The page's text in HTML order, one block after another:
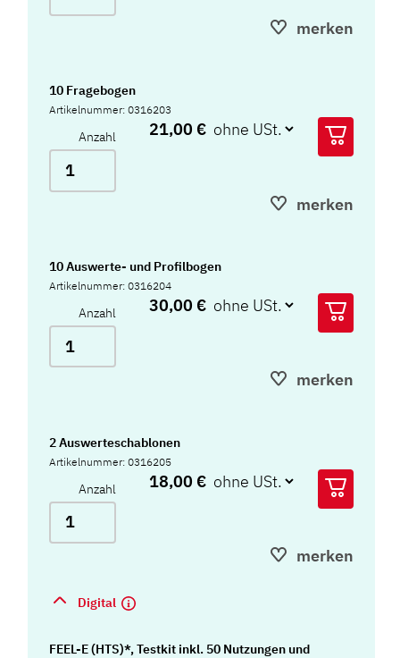
merken
10 Fragebogen
Artikelnummer: 0316203
Anzahl 21,00 €
merken
10 Auswerte- und Profilbogen
Artikelnummer: 0316204
Anzahl 30,00 €
merken
2 Auswerteschablonen
Artikelnummer: 0316205
Anzahl 18,00 €
merken
Digital
FEEL-E (HTS)*, Testkit inkl. 50 Nutzungen und